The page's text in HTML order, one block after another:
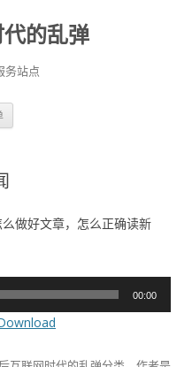
的乱弹
务站点
做好文章，怎么正确读新
00:00